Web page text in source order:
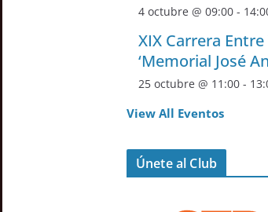
4 octubre @ 09:00 -
XIX Carrera
‘Memorial José
25 octubre @ 11:00 -
View All Eventos
Únete al Club